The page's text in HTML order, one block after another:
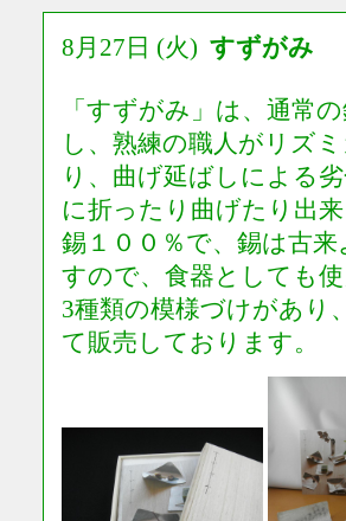
8月27日 (火) すずがみ
「すずがみ」は、通常
し、熟練の職人がリズ
り、曲げ延ばしによる
に折ったり曲げたり出
錫１００％で、錫は古
すので、食器としても
3種類の模様づけがあり
て販売しております。